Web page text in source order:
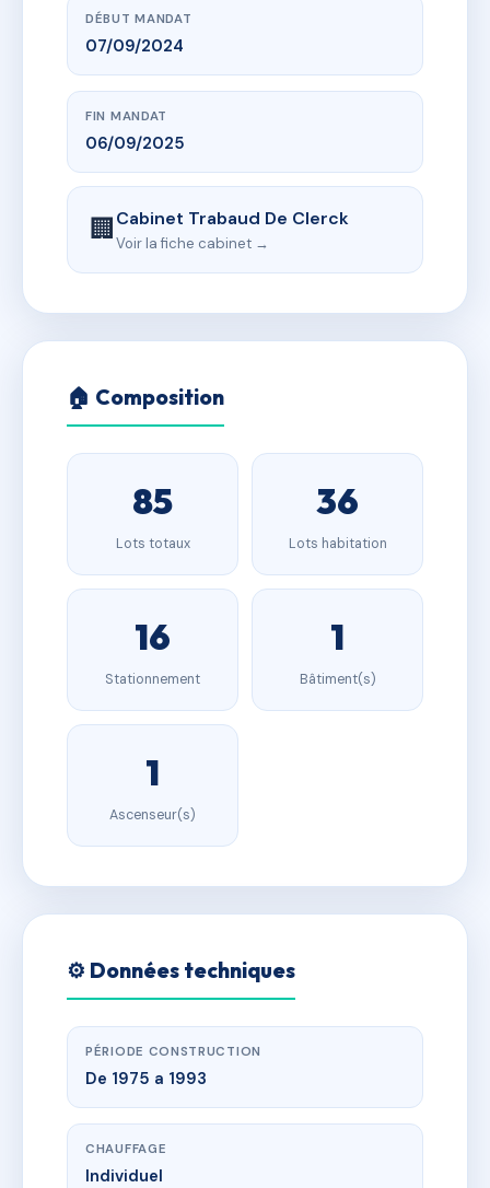
DÉBUT MANDAT
07/09/2024
FIN MANDAT
06/09/2025
🏢Cabinet Trabaud De Clerck
Voir la fiche cabinet →
🏠 Composition
85
Lots totaux
36
Lots habitation
16
Stationnement
1
Bâtiment(s)
1
Ascenseur(s)
⚙️ Données techniques
PÉRIODE CONSTRUCTION
De 1975 a 1993
CHAUFFAGE
Individuel